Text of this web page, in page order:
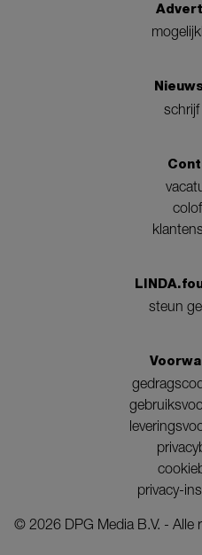
schrijf
steun
privacy-
© 2026 DPG Media B.V. -